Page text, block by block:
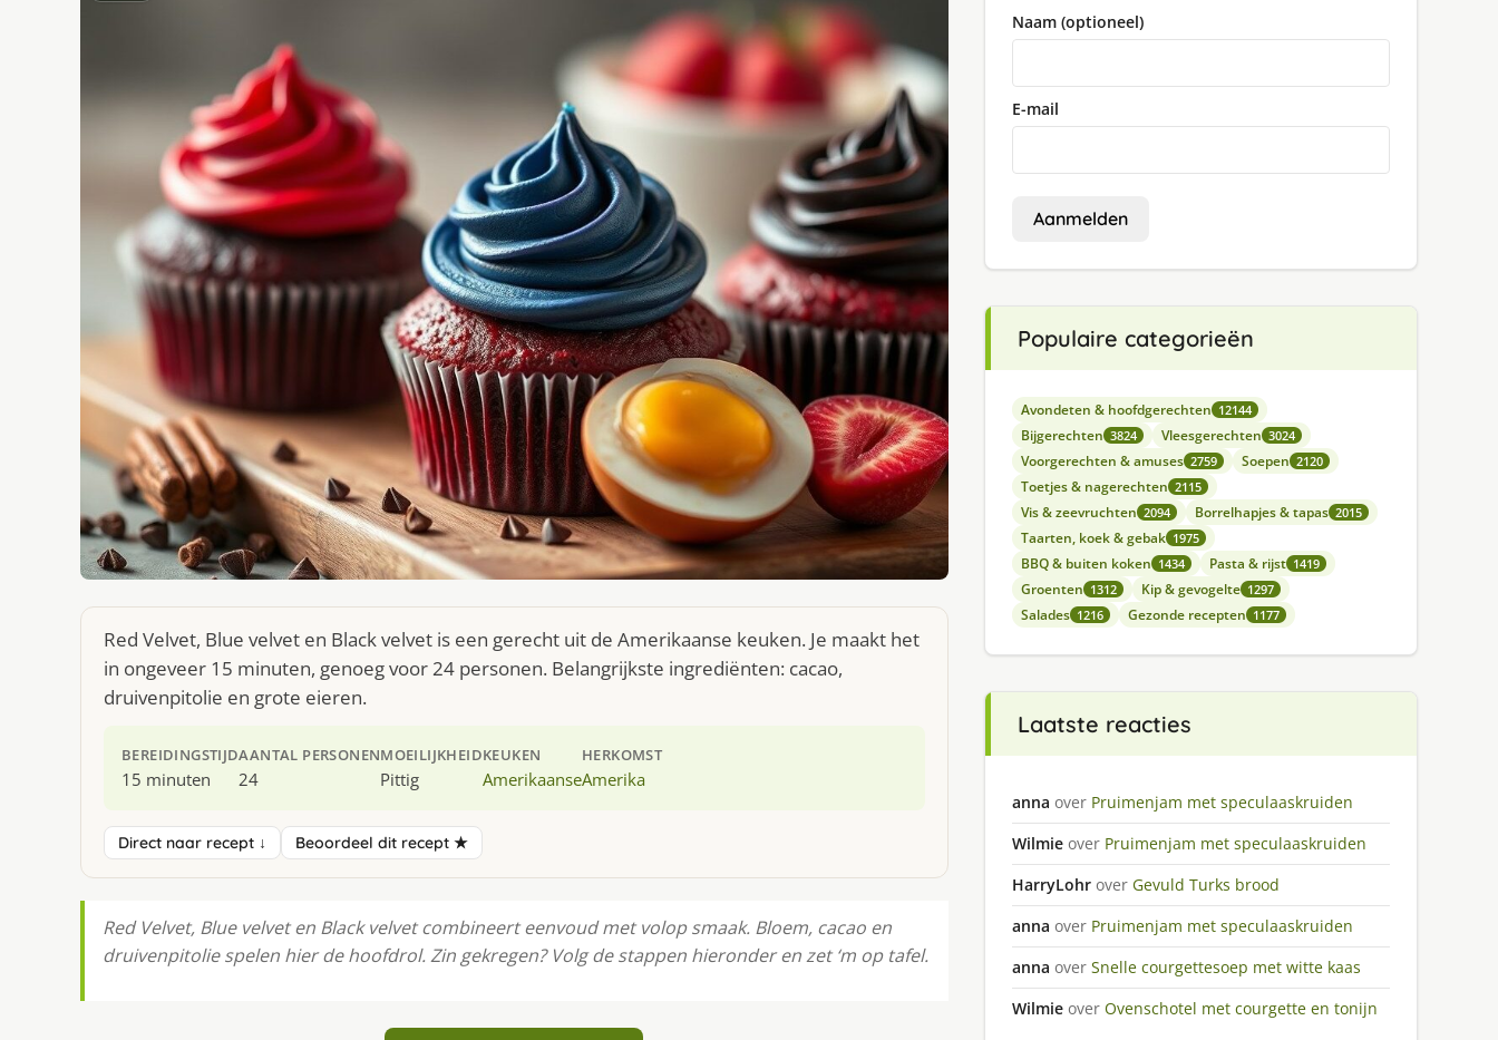
Red Velvet, Blue velvet en Black velvet is een gerecht uit de Amerikaanse keuken. Je maakt het
in ongeveer 15 minuten, genoeg voor 24 personen. Belangrijkste ingrediënten: cacao,
druivenpitolie en grote eieren.
BEREIDINGSTIJD
15 minuten
AANTAL PERSONEN
24
MOEILIJKHEID
Pittig
KEUKEN
Amerikaanse
HERKOMST
Amerika
Direct naar recept ↓ Beoordeel dit recept ★
Red Velvet, Blue velvet en Black velvet combineert eenvoud met volop smaak. Bloem, cacao en
druivenpitolie spelen hier de hoofdrol. Zin gekregen? Volg de stappen hieronder en zet ‘m op tafel.
Naam (optioneel)
E-mail
Aanmelden
Populaire categorieën
Avondeten & hoofdgerechten 12144
Bijgerechten 3824 Vleesgerechten 3024
Voorgerechten & amuses 2759 Soepen 2120
Toetjes & nagerechten 2115
Vis & zeevruchten 2094 Borrelhapjes & tapas 2015
Taarten, koek & gebak 1975
BBQ & buiten koken 1434 Pasta & rijst 1419
Groenten 1312 Kip & gevogelte 1297
Salades 1216 Gezonde recepten 1177
Laatste reacties
anna over Pruimenjam met speculaaskruiden
Wilmie over Pruimenjam met speculaaskruiden
HarryLohr over Gevuld Turks brood
anna over Pruimenjam met speculaaskruiden
anna over Snelle courgettesoep met witte kaas
Wilmie over Ovenschotel met courgette en tonijn